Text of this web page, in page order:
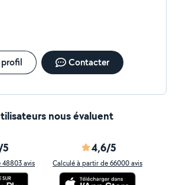
Contacter
nous évaluent
48803 avis
4,6/5
Calculé à partir de 66000 avis